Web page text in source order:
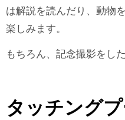
は解説を読んだり、動物
楽しみます。
もちろん、記念撮影をし
タッチング